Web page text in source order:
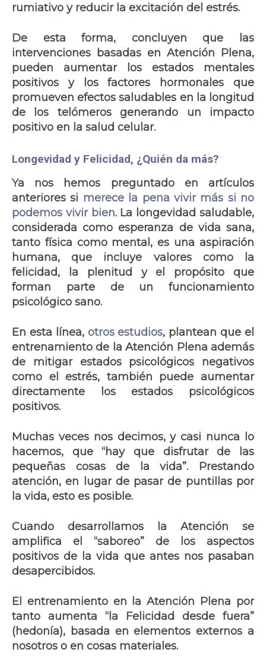
rumiativo y reducir la excitación del estrés.
De esta forma, concluyen que las
intervenciones basadas en Atención Plena,
pueden aumentar los estados mentales
positivos y los factores hormonales que
promueven efectos saludables en la longitud
de los telómeros generando un impacto
positivo en la salud celular.
Longevidad y Felicidad, ¿Quién da más?
Ya nos hemos preguntado en artículos
anteriores si merece la pena vivir más si no
podemos vivir bien. La longevidad saludable,
considerada como esperanza de vida sana,
tanto física como mental, es una aspiración
humana, que incluye valores como la
felicidad, la plenitud y el propósito que
forman parte de un funcionamiento
psicológico sano.
En esta línea, otros estudios, plantean que el
entrenamiento de laAtención Plena además
de mitigar estados psicológicos negativos
como el estrés, también puede aumentar
directamente los estados psicológicos
positivos.
Muchas veces nos decimos, y casi nunca lo
hacemos, que“hay que disfrutar de las
pequeñas cosas de la vida”. Prestando
atención, en lugar de pasar de puntillas por
la vida, esto es posible.
Cuando desarrollamos la Atención se
amplifica el “saboreo” de los aspectos
positivos de la vida que antes nos pasaban
desapercibidos.
El entrenamiento en la Atención Plena por
tanto aumenta “la Felicidad desde fuera”
(hedonía), basada en elementos externos a
nosotros o en cosas materiales.